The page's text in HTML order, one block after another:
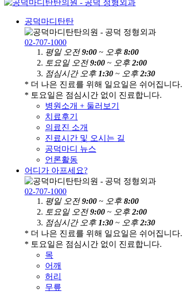
공덕마디탄탄
02-707-1000
평일 오전9:00 ~ 오후8:00
토요일 오전9:00 ~ 오후2:00
점심시간 오후1:30 ~ 오후2:30
* 더 나은 진료를 위해 일요일은 쉬어집니다.
* 토요일은 점심시간 없이 진료합니다.
병원소개 + 둘러보기
치료후기
의료진 소개
진료시간 및 오시는 길
공덕마디 뉴스
언론활동
어디가 아프세요?
02-707-1000
평일 오전9:00 ~ 오후8:00
토요일 오전9:00 ~ 오후2:00
점심시간 오후1:30 ~ 오후2:30
* 더 나은 진료를 위해 일요일은 쉬어집니다.
* 토요일은 점심시간 없이 진료합니다.
목
어깨
허리
무릎